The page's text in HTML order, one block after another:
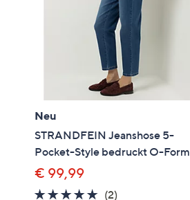
Neu
STRANDFEIN Jeanshose 5-
Pocket-Style bedruckt O-Form
€ 99,99
5.0
(2)